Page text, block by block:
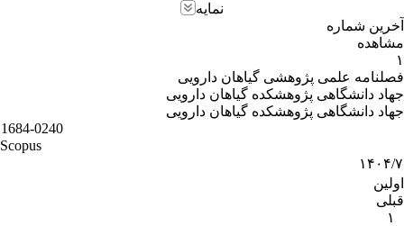
نمایه
آخرین شماره
مشاهده
۱
فصلنامه علمی پژوهشی گیاهان دارویی
جهاد دانشگاهی پژوهشکده گیاهان دارویی
جهاد دانشگاهی پژوهشکده گیاهان دارویی
1684-0240
Scopus
۱۴۰۴/۷
اولین
قبلی
۱